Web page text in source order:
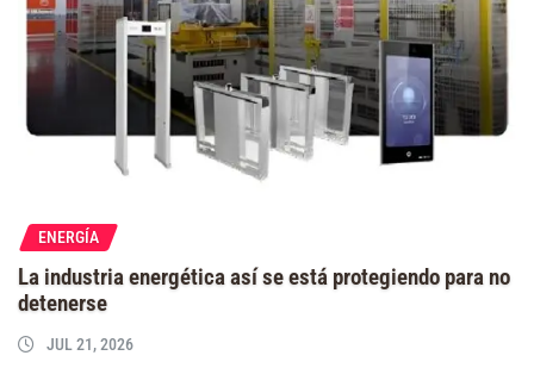
ENERGÍA
La industria energética así se está protegiendo para no
detenerse
JUL 21, 2026